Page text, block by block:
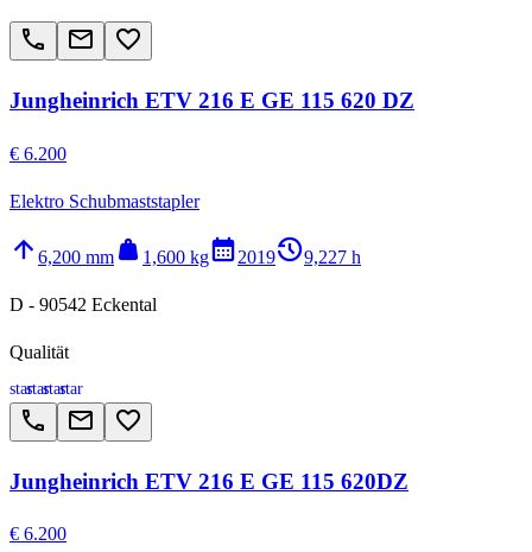
call email favorite_border
Jungheinrich ETV 216 E GE 115 620 DZ
€ 6.200
Elektro Schubmaststapler
arrow_upward 6,200 mm weight 1,600 kgcalendar_month2019history_29,227 h
D - 90542 Eckental
Qualität
starstarstarstar
call email favorite_border
Jungheinrich ETV 216 E GE 115 620DZ
€ 6.200